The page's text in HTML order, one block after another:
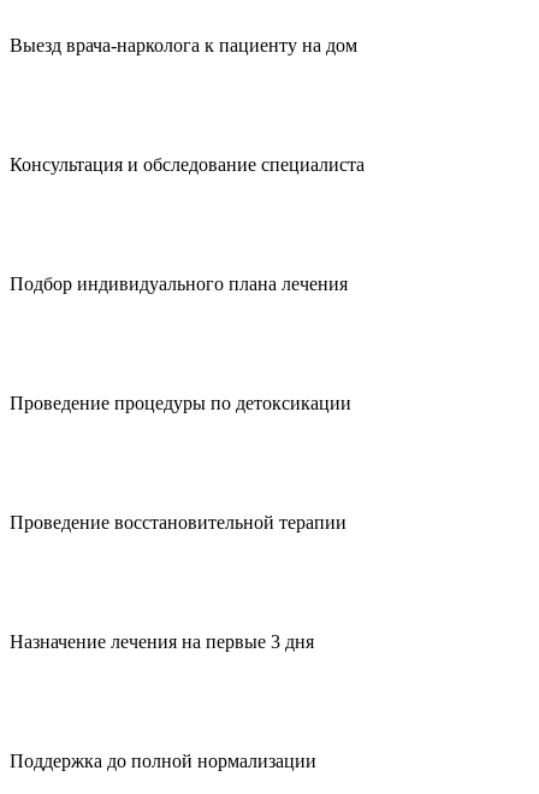
Выезд врача-нарколога к пациенту на дом
Консультация и обследование специалиста
Подбор индивидуального плана лечения
Проведение процедуры по детоксикации
Проведение восстановительной терапии
Назначение лечения на первые 3 дня
Поддержка до полной нормализации